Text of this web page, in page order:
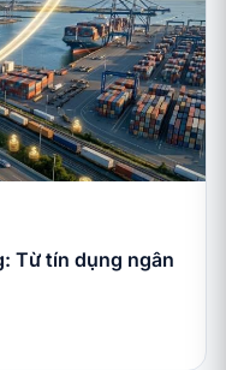
Từ tín dụng ngân